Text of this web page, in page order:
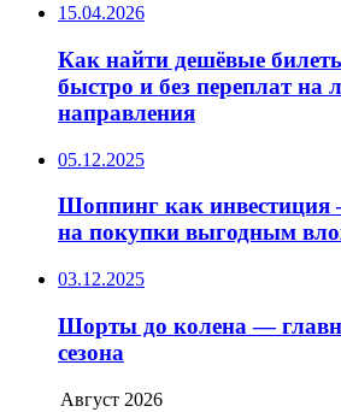
15.04.2026
Как найти дешёвые
быстро и без переплат на
направления
05.12.2025
Шоппинг как инвестиция
на покупки выгодным
03.12.2025
Шорты до колена —
сезона
Август 2026